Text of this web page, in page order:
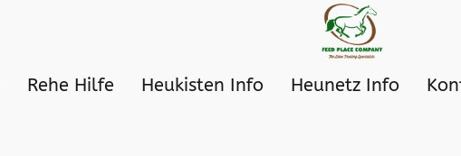
Rehe Hilfe Heukisten Info Heunetz Info